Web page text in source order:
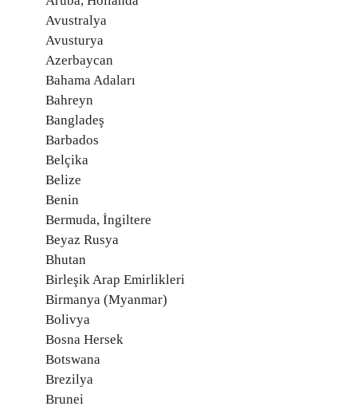
Avustralya
Avusturya
Azerbaycan
Bahama Adaları
Bahreyn
Bangladeş
Barbados
Belçika
Belize
Benin
Bermuda, İngiltere
Beyaz Rusya
Bhutan
Birleşik Arap Emirlikleri
Birmanya (Myanmar)
Bolivya
Bosna Hersek
Botswana
Brezilya
Brunei